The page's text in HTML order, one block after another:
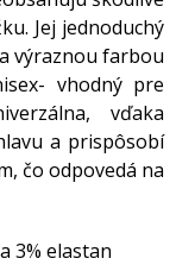
Jej jednoduchý
výraznou farbou
vhodný pre
vďaka
a prispôsobí
čo odpovedá na
3% elastan